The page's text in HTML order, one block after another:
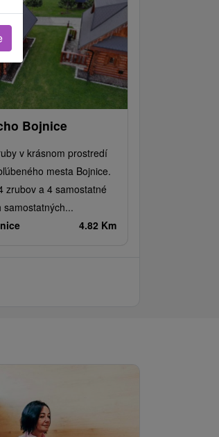
Bojnice
v krásnom prostredí
mesta Bojnice.
zrubov a 4 samostatné
samostatných...
4.82 Km